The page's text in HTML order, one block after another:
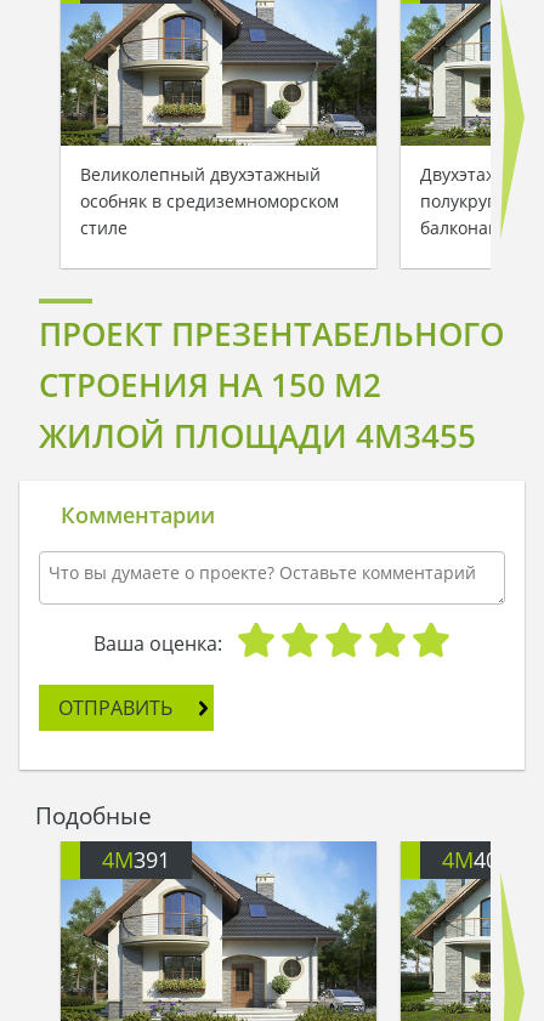
Великолепный двухэтажный
особняк в средиземноморском
стиле
Двухэтажный
балконами
ПРОЕКТ ПРЕЗЕНТАБЕЛЬНОГО
СТРОЕНИЯ НА 150 М2
ЖИЛОЙ ПЛОЩАДИ 4M3455
Комментарии
Ваша оценка:
ОТПРАВИТЬ
Подобные
4M391 4M401